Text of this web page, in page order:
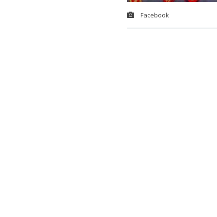
Facebook